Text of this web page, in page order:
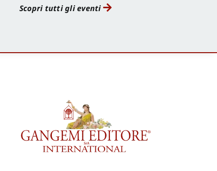
Scopri tutti gli eventi